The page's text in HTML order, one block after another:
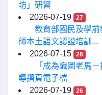
坊」研習
2026-07-19
27
教育部國民及學
師本土語文認證培訓...
2026-07-15
26
「成為識圖老馬
導摺頁電子檔
2026-07-19
26